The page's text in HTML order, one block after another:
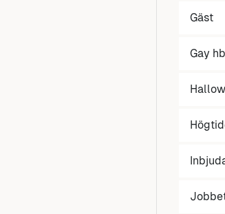
Gäst
Gay